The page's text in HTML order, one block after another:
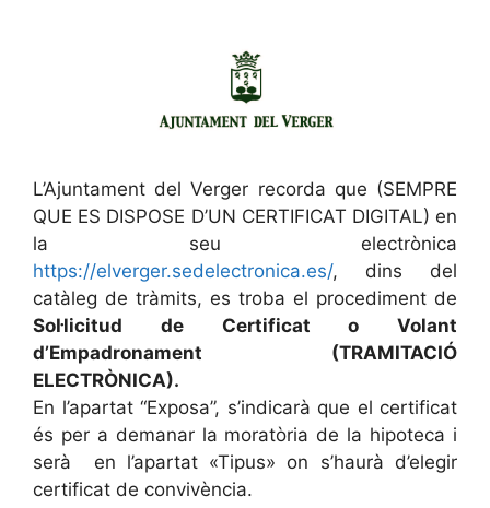
L’Ajuntament del Verger recorda que (SEMPRE
QUE ES DISPOSE D’UN CERTIFICAT DIGITAL) en
la seu electrònica
https://elverger.sedelectronica.es/, dins del
catàleg de tràmits, es troba el procediment de
Sol·licitud de Certificat o Volant
d’Empadronament (TRAMITACIÓ
ELECTRÒNICA).
En l’apartat “Exposa”, s’indicarà que el certificat
és per a demanar la moratòria de la hipoteca i
serà en l’apartat «Tipus» on s’haurà d’elegir
certificat de convivència.